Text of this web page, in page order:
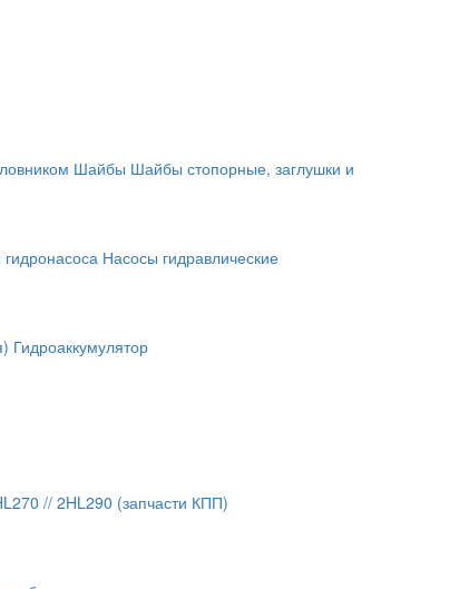
Шайбы Шайбы стопорные, заглушки и
Насосы гидравлические
Гидроаккумулятор
// 2HL290 (запчасти КПП)